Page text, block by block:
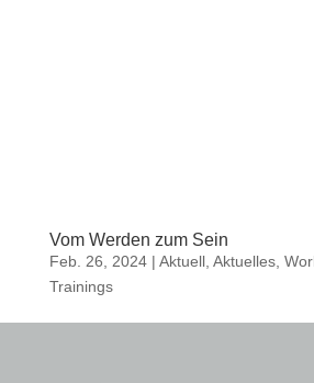
Vom Werden zum Sein
Feb. 26, 2024| Aktuell, Aktuelles,
Trainings